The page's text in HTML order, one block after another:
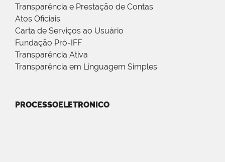
Transparência e Prestação de Contas
Atos Oficiais
Carta de Serviços ao Usuário
Fundação Pró-IFF
Transparência Ativa
Transparência em Linguagem Simples
PROCESSOELETRONICO